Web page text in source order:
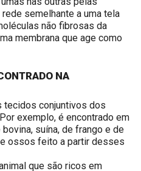
semelhante a uma tela
não fibrosas da
membrana que age como
NA
tecidos conjuntivos dos
exemplo, é encontrado em
suína, de frango e de
ossos feito a partir desses
que são ricos em